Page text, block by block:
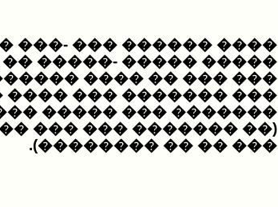
�� ��� ����� ���
������� ���� ������
���� ������� �����
�������� ������
��� ����� ��� �����
��� �� �� ��������
).